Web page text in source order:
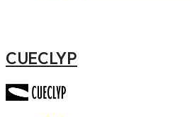
CUECLYP